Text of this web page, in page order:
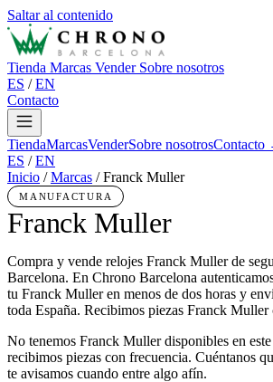
Saltar al contenido
Tienda Marcas Vender Sobre nosotros
ES / EN
Contacto
TiendaMarcasVenderSobre nosotrosContacto
ES / EN
Inicio / Marcas / Franck Muller
MANUFACTURA
Franck Muller
Compra y vende relojes Franck Muller de
Barcelona. En Chrono Barcelona
tu Franck Muller en menos de dos horas y
toda España. Recibimos piezas Franck Muller
No tenemos Franck Muller disponibles en
recibimos piezas con frecuencia. Cuéntanos
te avisamos cuando entre algo afín.